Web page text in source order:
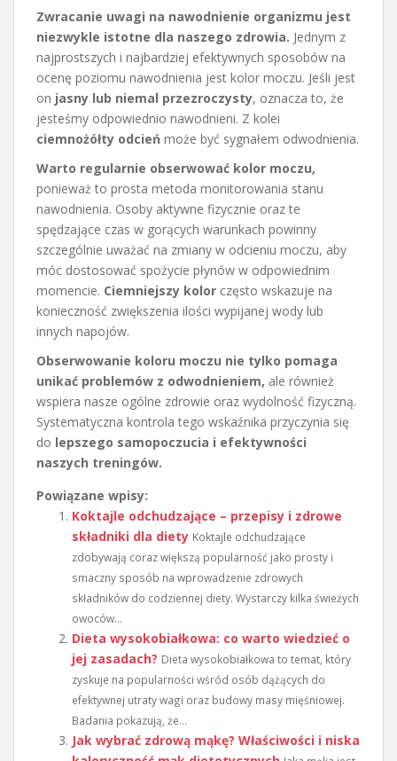
Zwracanie uwagi na nawodnienie organizmu jest
niezwykle istotne dla naszego zdrowia. Jednym z
najprostszych i najbardziej efektywnych sposobów na
ocenę poziomu nawodnienia jest kolor moczu. Jeśli jest
on jasny lub niemal przezroczysty, oznacza to, że
jesteśmy odpowiednio nawodnieni. Z kolei
ciemnożółty odcień może być sygnałem odwodnienia.
Warto regularnie obserwować kolor moczu,
ponieważ to prosta metoda monitorowania stanu
nawodnienia. Osoby aktywne fizycznie oraz te
spędzające czas w gorących warunkach powinny
szczególnie uważać na zmiany w odcieniu moczu, aby
móc dostosować spożycie płynów w odpowiednim
momencie. Ciemniejszy kolor często wskazuje na
konieczność zwiększenia ilości wypijanej wody lub
innych napojów.
Obserwowanie koloru moczu nie tylko pomaga
unikać problemów z odwodnieniem, ale również
wspiera nasze ogólne zdrowie oraz wydolność fizyczną.
Systematyczna kontrola tego wskaźnika przyczynia się
do lepszego samopoczucia i efektywności
naszych treningów.
Powiązane wpisy:
Koktajle odchudzające – przepisy i zdrowe
składniki dla diety Koktajle odchudzające
zdobywają coraz większą popularność jako prosty i
smaczny sposób na wprowadzenie zdrowych
składników do codziennej diety. Wystarczy kilka świeżych
owoców...
Dieta wysokobiałkowa: co warto wiedzieć o
jej zasadach? Dieta wysokobiałkowa to temat, który
zyskuje na popularności wśród osób dążących do
efektywnej utraty wagi oraz budowy masy mięśniowej.
Badania pokazują, że...
Jak wybrać zdrową mąkę? Właściwości i niska